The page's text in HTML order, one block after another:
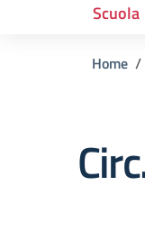
Scuola
Home